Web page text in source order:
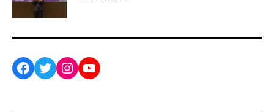
Facebook
Twitter
Instagram
YouTube